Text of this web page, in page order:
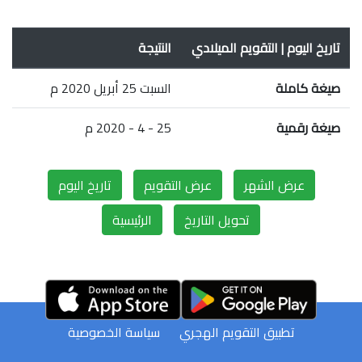
تاريخ اليوم | التقويم الميلادي
النتيجة
صيغة كاملة
السبت 25 أبريل 2020 م
صيغة رقمية
25 - 4 - 2020 م
عرض الشهر عرض التقويم
تاريخ اليوم
تحويل التاريخ
الرئيسية
سياسة الخصوصية
تطبيق التقويم الهجري